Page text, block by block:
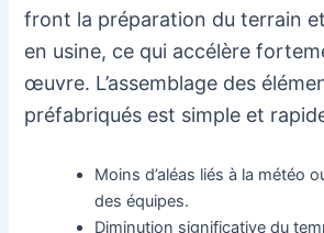
front la préparation du terrain
en usine, ce qui accélère
œuvre. L’assemblage des
préfabriqués est simple et
Moins d’aléas liés à la météo
des équipes.
Diminution significative du